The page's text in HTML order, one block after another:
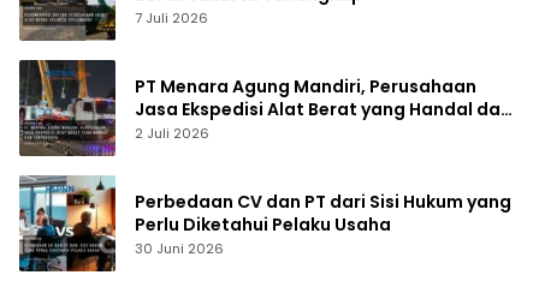
7 Juli 2026
PT Menara Agung Mandiri, Perusahaan
Jasa Ekspedisi Alat Berat yang Handal dan
Terpercaya
2 Juli 2026
Perbedaan CV dan PT dari Sisi Hukum yang
Perlu Diketahui Pelaku Usaha
30 Juni 2026